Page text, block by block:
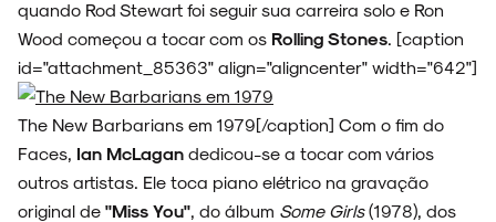
ESPECIAIS
FAIXA A FAIXA
quando Rod Stewart foi seguir sua carreira solo e Ron
Wood começou a tocar com os Rolling Stones. [caption
id="attachment_85363" align="aligncenter" width="642"]
The New Barbarians em 1979[/caption] Com o fim do
Faces, Ian McLagan dedicou-se a tocar com vários
outros artistas. Ele toca piano elétrico na gravação
original de "Miss You", do álbum Some Girls(1978), dos